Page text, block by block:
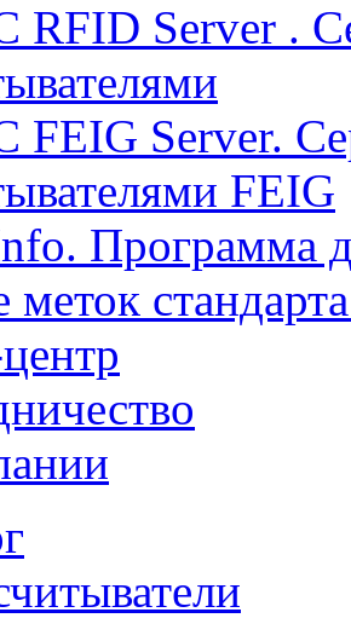
RFID Server .
FEIG Server.
FEIG
Программа
меток